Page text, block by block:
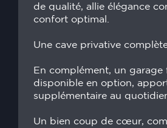
de qualité, allie élégance
confort optimal.
Une cave privative
En complément, un garage
disponible en option,
supplémentaire au
Un bien coup de cœur,